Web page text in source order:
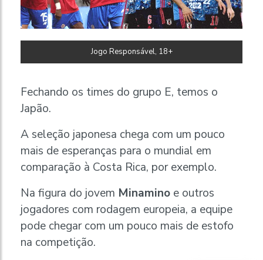
Jogo Responsável, 18+
Fechando os times do grupo E, temos o
Japão.
A seleção japonesa chega com um pouco
mais de esperanças para o mundial em
comparação à Costa Rica, por exemplo.
Na figura do jovem Minamino e outros
jogadores com rodagem europeia, a equipe
pode chegar com um pouco mais de estofo
na competição.